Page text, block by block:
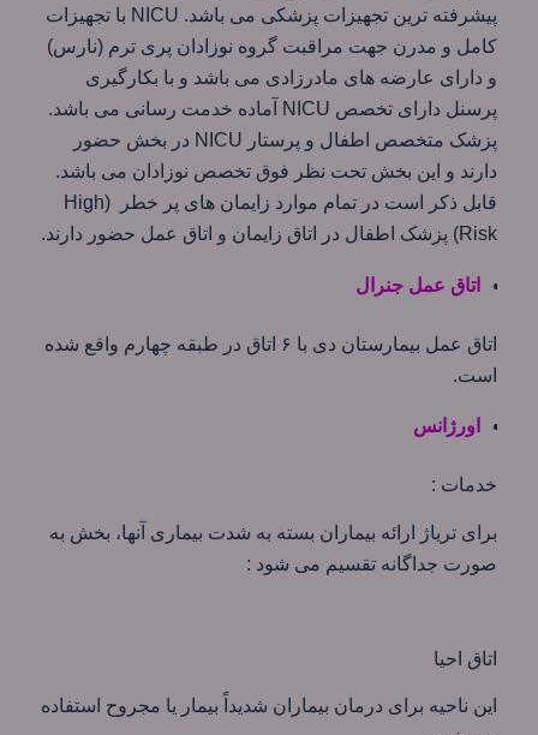
پیشرفته ترین تجهیزات پزشکی می باشد. NICU با تجهیزات
کامل و مدرن جهت مراقبت گروه نوزادان پری ترم (نارس)
و دارای عارضه های مادرزادی می باشد و با بکارگیری
پرسنل دارای تخصص NICU آماده خدمت رسانی می باشد.
پزشک متخصص اطفال و پرستار NICU در بخش حضور
دارند و این بخش تحت نظر فوق تخصص نوزادان می باشد.
قابل ذکر است در تمام موارد زایمان های پر خطر (High
Risk) پزشک اطفال در اتاق زایمان و اتاق عمل حضور دارند.
اتاق عمل جنرال
اتاق عمل بیمارستان دی با ۶ اتاق در طبقه چهارم واقع شده
است.
اورژانس
خدمات :
برای تریاژ ارائه بیماران بسته به شدت بیماری آنها، بخش به
صورت جداگانه تقسیم می شود :
اتاق احیا
این ناحیه برای درمان بیماران شدیداً بیمار یا مجروح استفاده